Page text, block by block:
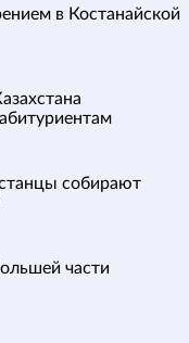
в Костанайской
собирают
части